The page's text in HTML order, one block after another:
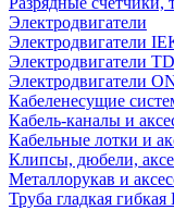
Электродвигатели
Электродвигатели
Электродвигатели
Электродвигатели
Кабеленесущие
Кабель-каналы и
Кабельные лотки и
Клипсы, дюбели,
Металлорукав и
Труба гладкая